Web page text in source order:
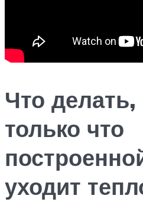
Что делать,
только что
уходит